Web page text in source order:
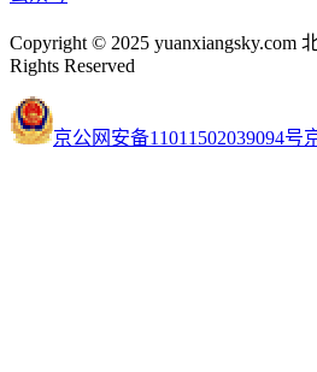
Copyright © 2025 yuanxiangsky.com
Rights Reserved
京公网安备11011502039094号